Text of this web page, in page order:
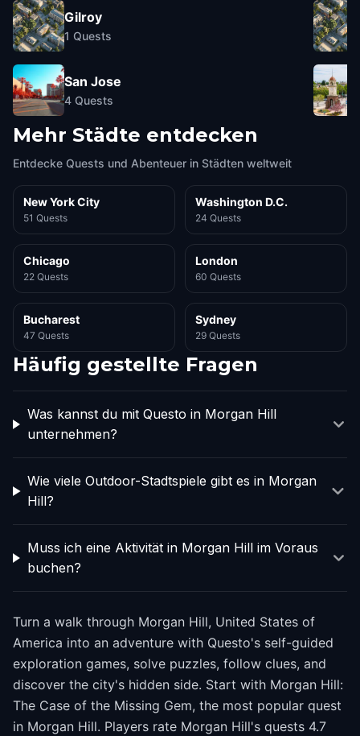
Gilroy
1 Quests
San Jose
4 Quests
Mehr Städte entdecken
Entdecke Quests und Abenteuer in Städten weltweit
New York City
51 Quests
Washington D.C.
24 Quests
Chicago
22 Quests
London
60 Quests
Bucharest
47 Quests
Sydney
29 Quests
Häufig gestellte Fragen
Was kannst du mit Questo in Morgan Hill
unternehmen?
Wie viele Outdoor-Stadtspiele gibt es in Morgan
Hill?
Muss ich eine Aktivität in Morgan Hill im Voraus
buchen?
Turn a walk through Morgan Hill, United States of
America into an adventure with Questo's self-guided
exploration games, solve puzzles, follow clues, and
discover the city's hidden side. Start with Morgan Hill:
The Case of the Missing Gem, the most popular quest
in Morgan Hill. Players rate Morgan Hill's quests 4.7